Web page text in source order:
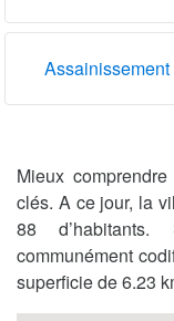
Assainissement
Mieux
clés. A ce jour, la
88
communément
superficie de 6.23